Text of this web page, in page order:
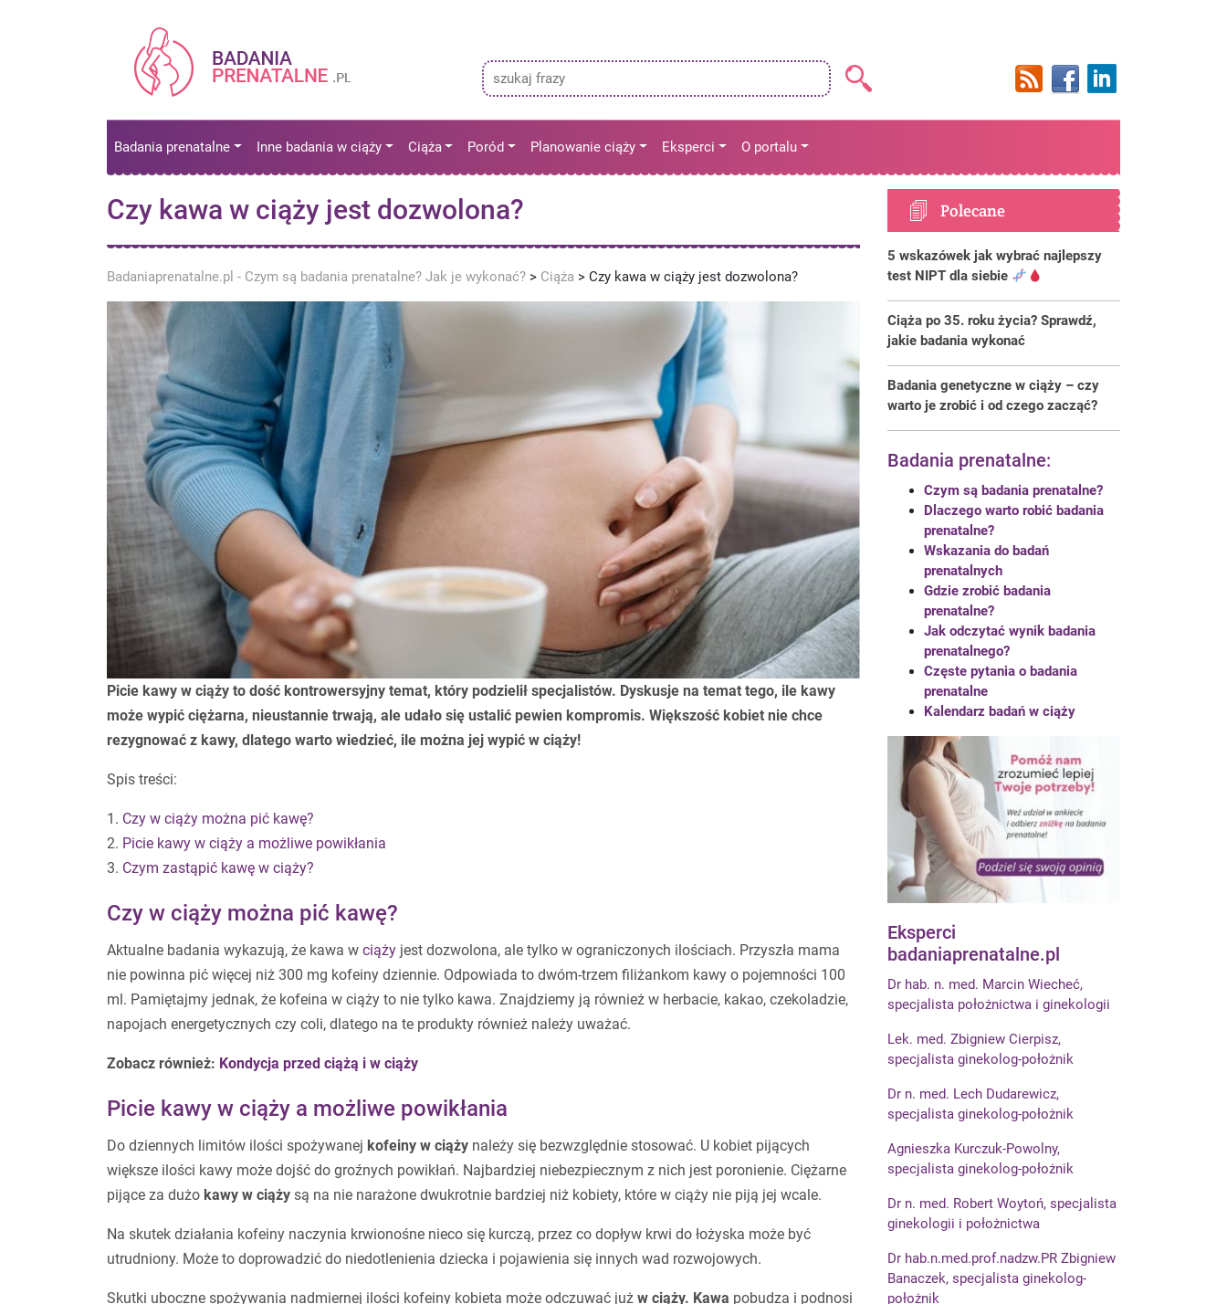
Badania prenatalne Inne badania w ciąży Ciąża Poród Planowanie ciąży Eksperci O portalu
Czy kawa w ciąży jest dozwolona?
Badaniaprenatalne.pl - Czym są badania prenatalne? Jak je wykonać? > Ciąża > Czy kawa w ciąży jest dozwolona?
Picie kawy w ciąży to dość kontrowersyjny temat, który podzielił specjalistów. Dyskusje na temat tego, ile kawy
może wypić ciężarna, nieustannie trwają, ale udało się ustalić pewien kompromis. Większość kobiet nie chce
rezygnować z kawy, dlatego warto wiedzieć, ile można jej wypić w ciąży!
Spis treści:
1. Czy w ciąży można pić kawę?
2. Picie kawy w ciąży a możliwe powikłania
3. Czym zastąpić kawę w ciąży?
Czy w ciąży można pić kawę?
Aktualne badania wykazują, że kawa w ciąży jest dozwolona, ale tylko w ograniczonych ilościach. Przyszła mama
nie powinna pić więcej niż 300 mg kofeiny dziennie. Odpowiada to dwóm-trzem filiżankom kawy o pojemności 100
ml. Pamiętajmy jednak, że kofeina w ciąży to nie tylko kawa. Znajdziemy ją również w herbacie, kakao, czekoladzie,
napojach energetycznych czy coli, dlatego na te produkty również należy uważać.
Zobacz również: Kondycja przed ciążą i w ciąży
Picie kawy w ciąży a możliwe powikłania
Do dziennych limitów ilości spożywanej kofeiny w ciąży należy się bezwzględnie stosować. U kobiet pijących
większe ilości kawy może dojść do groźnych powikłań. Najbardziej niebezpiecznym z nich jest poronienie. Ciężarne
pijące za dużo kawy w ciąży są na nie narażone dwukrotnie bardziej niż kobiety, które w ciąży nie piją jej wcale.
Na skutek działania kofeiny naczynia krwionośne nieco się kurczą, przez co dopływ krwi do łożyska może być
utrudniony. Może to doprowadzić do niedotlenienia dziecka i pojawienia się innych wad rozwojowych.
Skutki uboczne spożywania nadmiernej ilości kofeiny kobieta może odczuwać już w ciąży. Kawa pobudza i podnosi
Polecane
5 wskazówek jak wybrać najlepszy
test NIPT dla siebie
Ciąża po 35. roku życia? Sprawdź,
jakie badania wykonać
Badania genetyczne w ciąży – czy
warto je zrobić i od czego zacząć?
Badania prenatalne:
Czym są badania prenatalne?
Dlaczego warto robić badania
prenatalne?
Wskazania do badań
prenatalnych
Gdzie zrobić badania
prenatalne?
Jak odczytać wynik badania
prenatalnego?
Częste pytania o badania
prenatalne
Kalendarz badań w ciąży
Eksperci
badaniaprenatalne.pl
Dr hab. n. med. Marcin Wiecheć,
specjalista położnictwa i ginekologii
Lek. med. Zbigniew Cierpisz,
specjalista ginekolog-położnik
Dr n. med. Lech Dudarewicz,
specjalista ginekolog-położnik
Agnieszka Kurczuk-Powolny,
specjalista ginekolog-położnik
Dr n. med. Robert Woytoń, specjalista
ginekologii i położnictwa
Dr hab.n.med.prof.nadzw.PR Zbigniew
Banaczek, specjalista ginekolog-
położnik